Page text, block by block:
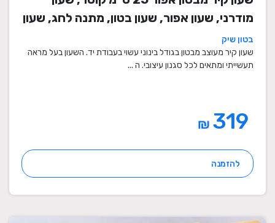
מודרני, שעון אפור, שעון בטון, מתנה לחג, שעון
מעוצב, שעון מיוחד, שעון תעשייתי, שעון לסלון,
שעון קיר
בטון שיק
שעון קיר מעוצב מבטון בגודל בינוני עשוי בעבודת יד. השעון בעל מראה
תעשייתי ומתאים לכל סגנון עיצובי. ה ...
₪
להזמנה